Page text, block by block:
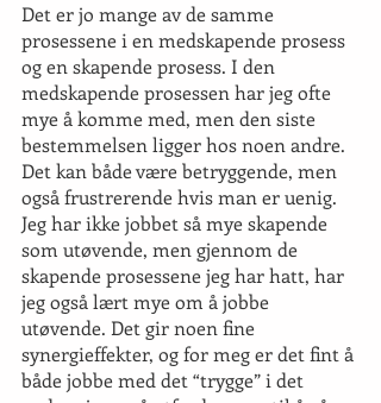
Det er jo mange av de samme
prosessene i en medskapende prosess
og en skapende prosess. I den
medskapende prosessen har jeg ofte
mye å komme med, men den siste
bestemmelsen ligger hos noen andre.
Det kan både være betryggende, men
også frustrerende hvis man er uenig.
Jeg har ikke jobbet så mye skapende
som utøvende, men gjennom de
skapende prosessene jeg har hatt, har
jeg også lært mye om å jobbe
utøvende. Det gir noen fine
synergieffekter, og for meg er det fint å
både jobbe med det “trygge” i det